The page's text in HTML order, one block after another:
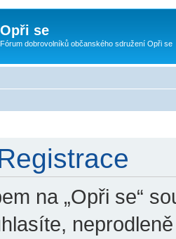
Opři se
Fórum dobrovolníků občanského sdružení Opři se
na „Opři se“